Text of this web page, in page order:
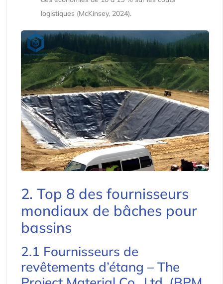
logistiques (McKinsey, 2024).
2. Top 8 des fournisseurs
mondiaux de bâches pour
bassins
2.1 Fournisseurs de
revêtements d’étang – The